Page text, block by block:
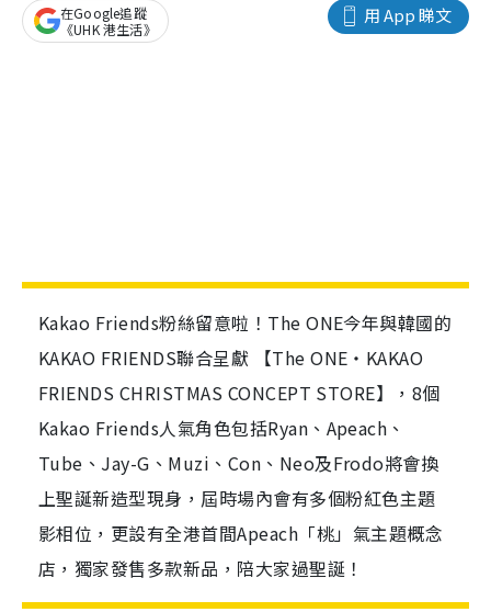
用 App 睇文
在Google追蹤
《UHK 港生活》
Kakao Friends粉絲留意啦！The ONE今年與韓國的
KAKAO FRIENDS聯合呈獻 【The ONE‧KAKAO
FRIENDS CHRISTMAS CONCEPT STORE】，8個
Kakao Friends人氣角色包括Ryan、Apeach、
Tube、Jay-G、Muzi、Con、Neo及Frodo將會換
上聖誕新造型現身，屆時場內會有多個粉紅色主題
影相位，更設有全港首間Apeach「桃」氣主題概念
店，獨家發售多款新品，陪大家過聖誕！